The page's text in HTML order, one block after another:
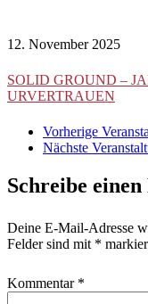
12. November 2025
SOLID GROUND –
URVERTRAUEN
Vorherige
Nächste
Schreibe
Deine E-Mail-Adresse
Felder sind mit *
Kommentar *